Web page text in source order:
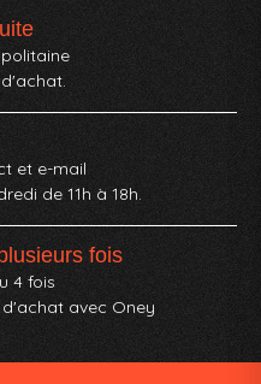
et e-mail
de 11h à 18h.
fois
4 fois
avec Oney​